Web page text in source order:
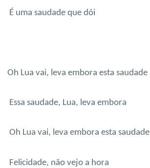
É uma saudade que dói
Oh Lua vai, leva embora esta saudade
Essa saudade, Lua, leva embora
Oh Lua vai, leva embora esta saudade
Felicidade, não vejo a hora